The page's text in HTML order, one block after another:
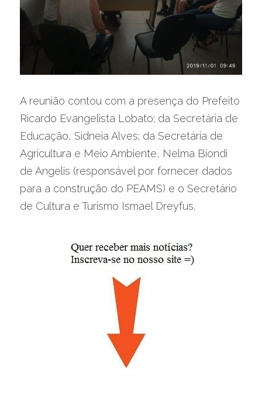
A reunião contou com a presença do Prefeito
Ricardo Evangelista Lobato; da Secretária de
Educação, Sidneia Alves; da Secretária de
Agricultura e Meio Ambiente, Nelma Biondi
de Angelis (responsável por fornecer dados
para a construção do PEAMS) e o Secretário
de Cultura e Turismo Ismael Dreyfus.